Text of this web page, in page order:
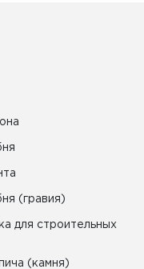
(гравия)
для строительных
(камня)